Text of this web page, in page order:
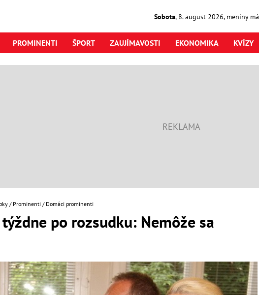
Sobota, 8. august2026, meniny má
PROMINENTI ŠPORT ZAUJÍMAVOSTI EKONOMIKA KVÍZY
Prominenti Domáci prominenti
po rozsudku: Nemôže sa